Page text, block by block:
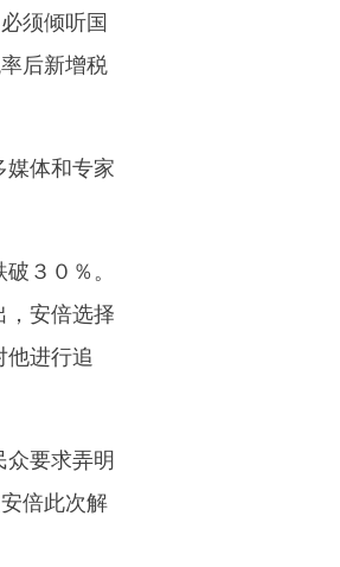
须倾听国
后新增税
体和专家
３０％。
安倍选择
进行追
要求弄明
倍此次解